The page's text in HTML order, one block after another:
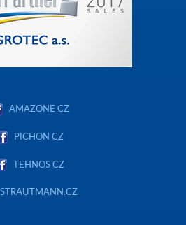
AMAZONE CZ
PICHON CZ
TEHNOS CZ
STRAUTMANN.CZ